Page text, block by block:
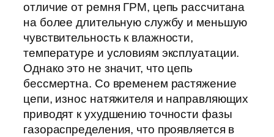
отличие от ремня ГРМ, цепь рассчитана
на более длительную службу и меньшую
чувствительность к влажности,
температуре и условиям эксплуатации.
Однако это не значит, что цепь
бессмертна. Со временем растяжение
цепи, износ натяжителя и направляющих
приводят к ухудшению точности фазы
газораспределения, что проявляется в